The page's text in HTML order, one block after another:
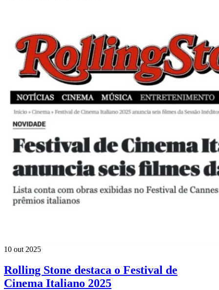
10 out 2025
Rolling Stone destaca o Festival de
Cinema Italiano 2025